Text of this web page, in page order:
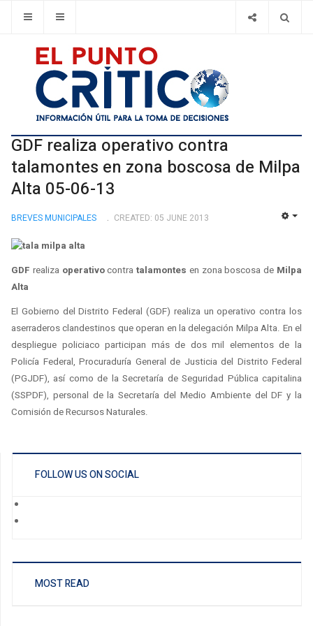
GDF realiza operativo contra
talamontes en zona boscosa de Milpa
Alta 05-06-13
BREVES MUNICIPALES CREATED: 05 JUNE 2013
GDF realiza operativocontratalamontes en zona boscosa de Milpa
Alta
El Gobierno del Distrito Federal (GDF) realiza un operativo contra los
aserraderos clandestinos que operan en la delegación Milpa Alta. En el
despliegue policiaco participan más de dos mil elementos de la
Policía Federal, Procuraduría General de Justicia del Distrito Federal
(PGJDF), así como de la Secretaría de Seguridad Pública capitalina
(SSPDF), personal de la Secretaría del Medio Ambiente del DF y la
Comisión de Recursos Naturales.
FOLLOW US ON SOCIAL
MOST READ